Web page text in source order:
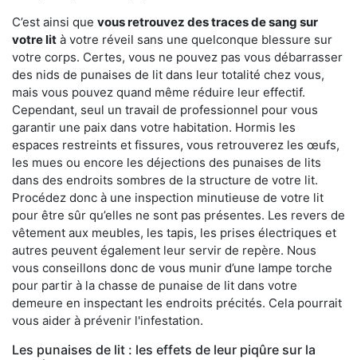
C’est ainsi que vous retrouvez des traces de sang sur
votre lit à votre réveil sans une quelconque blessure sur
votre corps. Certes, vous ne pouvez pas vous débarrasser
des nids de punaises de lit dans leur totalité chez vous,
mais vous pouvez quand même réduire leur effectif.
Cependant, seul un travail de professionnel pour vous
garantir une paix dans votre habitation. Hormis les
espaces restreints et fissures, vous retrouverez les œufs,
les mues ou encore les déjections des punaises de lits
dans des endroits sombres de la structure de votre lit.
Procédez donc à une inspection minutieuse de votre lit
pour être sûr qu’elles ne sont pas présentes. Les revers de
vêtement aux meubles, les tapis, les prises électriques et
autres peuvent également leur servir de repère. Nous
vous conseillons donc de vous munir d’une lampe torche
pour partir à la chasse de punaise de lit dans votre
demeure en inspectant les endroits précités. Cela pourrait
vous aider à prévenir l'infestation.
Les punaises de lit : les effets de leur piqûre sur la